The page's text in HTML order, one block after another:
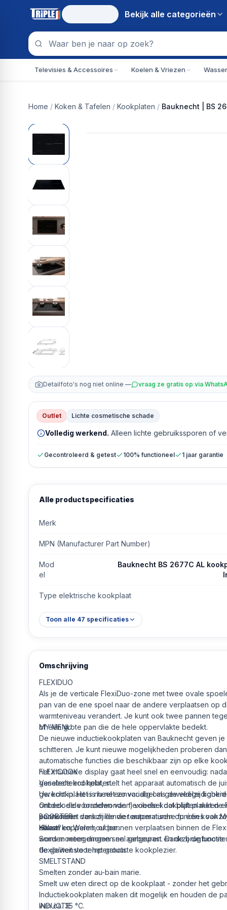
Bekijk alle categorieën
Televisies & Accessoires Koelen & Vriezen
Home / Koken & Tafelen / Kookplaten / Bauknecht | BS
Detailfoto's nog niet online — vraag ze gratis op via
Outlet Lichte cosmetische schade
Volledig werkend. Alleen lichte gebruikssporen of
Gecontroleerd & getest 100% functioneel 1 jaar garantie
Alle productspecificaties
Merk
MPN (Manufacturer Part Number)
Mod
el
Bauknecht BS 2677C AL
Type elektrische kookplaat
Toon alle 47 specificaties
Omschrijving
FLEXIDUO
Als je de verticale FlexiDuo-zone met twee ovale
pan van de ene spoel naar de andere verplaatsen op
warmteniveau verandert. Je kunt ook twee pannen
of één grote pan die de hele oppervlakte bedekt.
MY MENU
De nieuwe inductiekookplaten van Bauknecht geven
schitteren. Je kunt nieuwe mogelijkheden proberen
automatische functies die beschikbaar zijn op elke
het intuïtieve display gaat heel snel en eenvoudig:
geselecteerd hebt, stelt het apparaat automatisch de
gerecht in. Het is heel eenvoudig om geweldige
onbedoelde brandwonden, voedsel dat blijft plakken
voorkomen dankzij de vier automatische functies van
Koken en Warmhouden.
FLEXICOOK
Variabele kookplaten.
Uw kookplaat is nu net zo variabel als de
Ontdek de voordelen van flexibele kookplaten met de
pannen met verschillende temperaturen op één
elkaar koppelen, of pannen verplaatsen binnen de
worden meegenomen en aangepast en de
flexibiliteit voor het grootste kookplezier.
BOOSTER
Haast?
Soms moeten dingen snel gebeuren. Dankzij de
de gewenste temperatuur.
SMELTSTAND
Smelten zonder au-bain marie.
Smelt uw eten direct op de kookplaat - zonder het
Inductiekookplaten maken dit mogelijk en houden de
van ca. 35 °C.
INDUCTIE